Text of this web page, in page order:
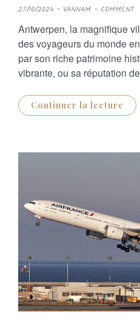
P
O
T
E
D
O
N
27/10/2024 VANNAM COMMENT
Antwerpen, la magnifique
des voyageurs du monde
par son riche patrimoine
vibrante, ou sa réputation
Continuer la lecture